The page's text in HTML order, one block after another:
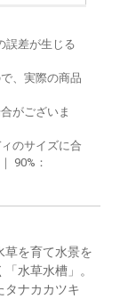
誤差が生じる
、実際の商品
がございま
のサイズに合
90%：
草を育て水景を
水草水槽」。
タナカカツキ